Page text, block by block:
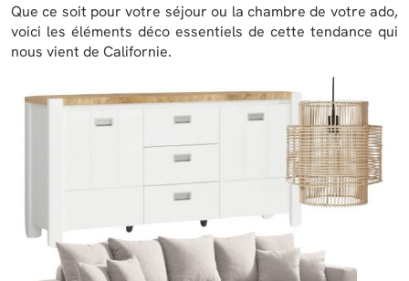
Que ce soit pour votre séjour ou la chambre de votre ado,
voici les éléments déco essentiels de cette tendance qui
nous vient de Californie.